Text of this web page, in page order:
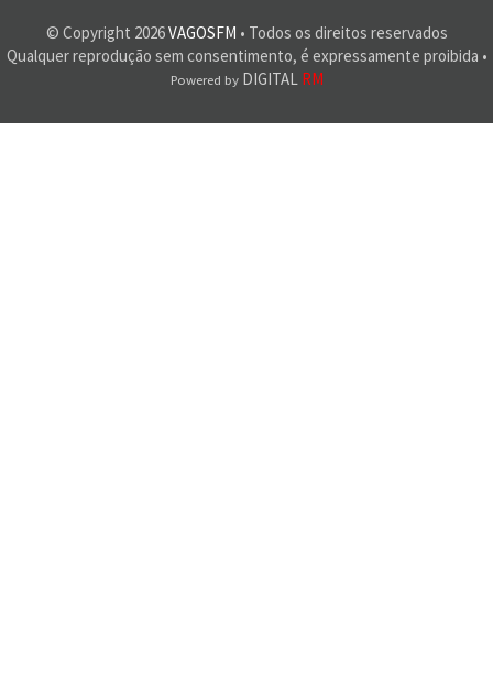
© Copyright 2026VAGOSFM • Todos os direitos reservados
Qualquer reprodução sem consentimento, é expressamente proibida •
Powered byDIGITAL RM